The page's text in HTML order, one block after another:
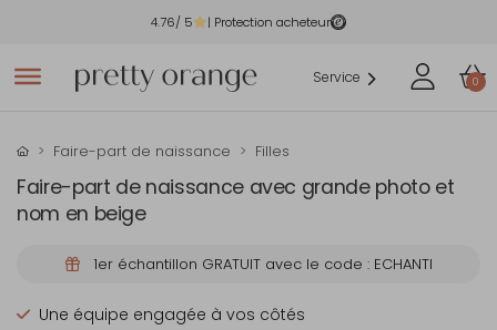
4.76/ 5 | Protection acheteur
Service 0
Faire-part de naissance Filles
Faire-part de naissance avec grande photo et
nom en beige
1er échantillon GRATUIT avec le code : ECHANTI
Une équipe engagée à vos côtés